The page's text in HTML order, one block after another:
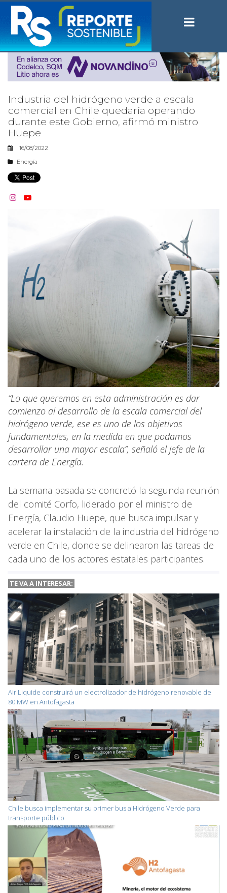
Industria del hidrógeno verde a escala
comercial en Chile quedaría operando
durante este Gobierno, afirmó ministro
Huepe
16/08/2022
Energía
 
“Lo que queremos en esta administración es dar
comienzo al desarrollo de la escala comercial del
hidrógeno verde, ese es uno de los objetivos
fundamentales, en la medida en que podamos
desarrollar una mayor escala”, señaló el jefe de la
cartera de Energía.
La semana pasada se concretó la segunda reunión
del comité Corfo, liderado por el ministro de
Energía, Claudio Huepe, que busca impulsar y
acelerar la instalación de la industria del hidrógeno
verde en Chile, donde se delinearon las tareas de
cada uno de los actores estatales participantes.
TE VA A INTERESAR:
Air Liquide construirá un electrolizador de hidrógeno renovable de
80 MW en Antofagasta
Chile busca implementar su primer bus a Hidrógeno Verde para
transporte público